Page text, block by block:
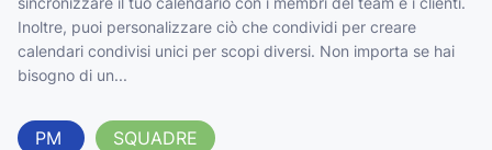
Inoltre, puoi personalizzare ciò che condividi per creare
calendari condivisi unici per scopi diversi. Non importa se hai
bisogno di un...
PM SQUADRE